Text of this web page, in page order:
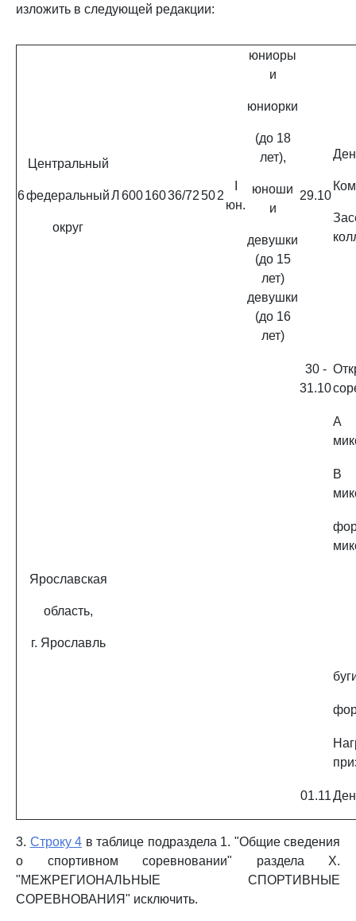
изложить в следующей редакции:
6
Центральный
федеральный
округ
Л 60016036/72502
юн.
юниоры
и
юниорки
(до 18
лет),
юноши
и
девушки
(до 15
лет)
девушки
(до 16
лет)
29.10
30 -
31.10
A
B
Ярославская
область,
г. Ярославль
01.11
3. Строку 4 в таблице подраздела 1. "Общие сведения
о спортивном соревновании" раздела X.
"МЕЖРЕГИОНАЛЬНЫЕ СПОРТИВНЫЕ
СОРЕВНОВАНИЯ" исключить.